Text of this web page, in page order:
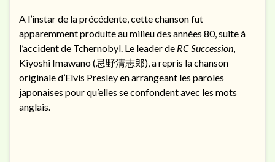
A l’instar de la précédente, cette chanson fut
apparemment produite au milieu des années 80, suite à
l’accident de Tchernobyl. Le leader de RC Succession,
Kiyoshi Imawano (忌野清志郎), a repris la chanson
originale d’Elvis Presley en arrangeant les paroles
japonaises pour qu’elles se confondent avec les mots
anglais.